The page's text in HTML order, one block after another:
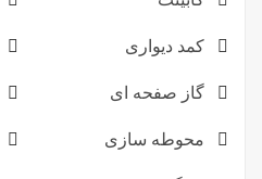
کمد دیواری
گاز صفحه ای
محوطه سازی